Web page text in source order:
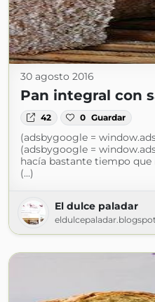
30 agosto 2016
Pan integral con
42 0 Guardar
(adsbygoogle =
(adsbygoogle =
hacía bastante tiempo que
(...)
El dulce paladar